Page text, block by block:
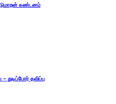
கண்டனம்
துடிப்போர் தவிப்பு